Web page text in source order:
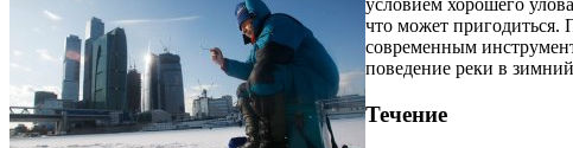
условием хорошего
что может пригодиться.
современным
поведение реки в
Течение